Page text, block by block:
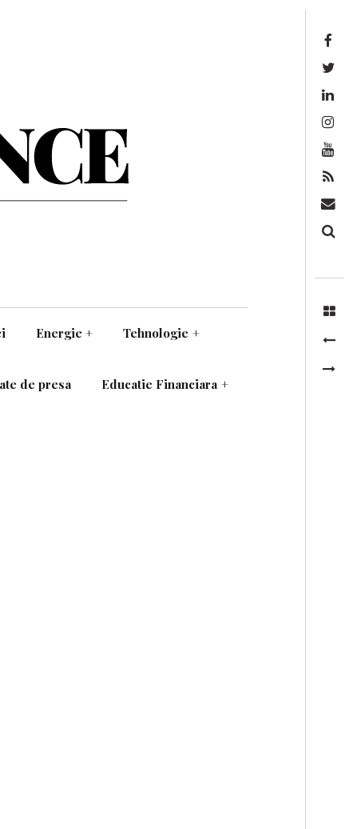
Energie + Tehnologie +
de presa Educatie Financiara +